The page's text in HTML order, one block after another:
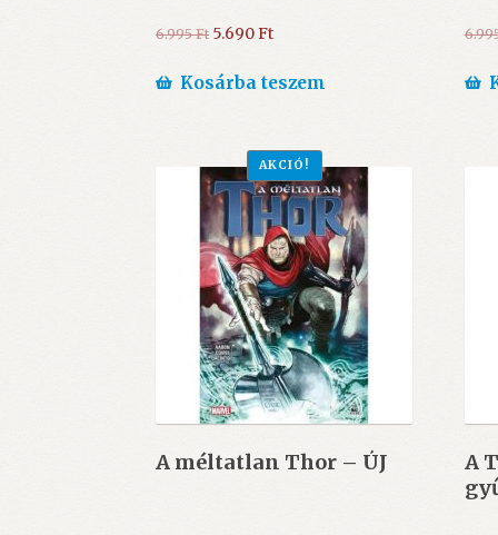
6.995Ft Original
was:
5.690FtCurrent
is:
Kosárba teszem
A méltatlan Thor – ÚJ
AKCIÓ!
A